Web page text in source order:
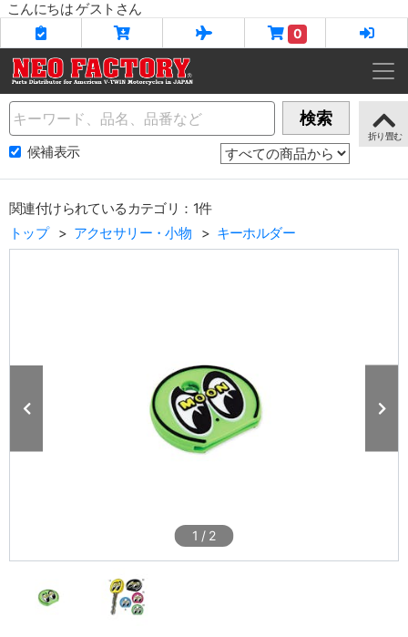
こんにちは ゲストさん
0
Name 検索
候補表示
関連付けられているカテゴリ：1件
トップ
アクセサリー・小物 キーホルダー
1 / 2